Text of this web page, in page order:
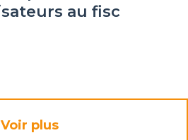
au fisc
Voir plus